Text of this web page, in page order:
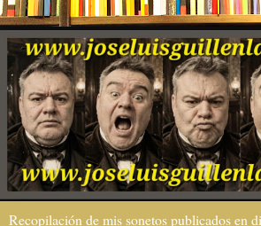
Recopilación de mis sonetos publicados en